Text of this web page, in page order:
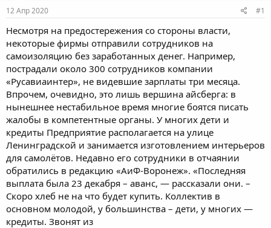
е
м
ы
л
а
12 Апр 2020 #1
Несмотря на предостережения со стороны власти,
некоторые фирмы отправили сотрудников на
самоизоляцию без заработанных денег. Например,
пострадали около 300 сотрудников компании
«Русавиаинтер», не видевшие зарплаты три месяца.
Впрочем, очевидно, это лишь вершина айсберга: в
нынешнее нестабильное время многие боятся писать
жалобы в компетентные органы. У многих дети и
кредиты Предприятие располагается на улице
Ленинградской и занимается изготовлением интерьеров
для самолётов. Недавно его сотрудники в отчаянии
обратились в редакцию «АиФ-Воронеж». «Последняя
выплата была 23 декабря – аванс, — рассказали они. –
Скоро хлеб не на что будет купить. Коллектив в
основном молодой, у большинства – дети, у многих —
кредиты. Звонят из